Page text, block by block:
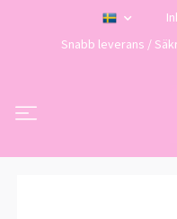
Snabb leverans /